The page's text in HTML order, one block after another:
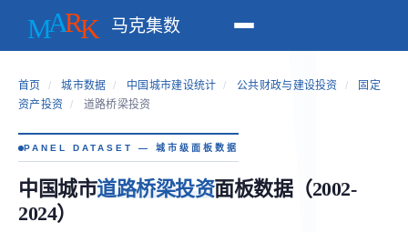
马克集数
首页 / 城市数据 / 中国城市建设统计 / 公共财政与建设投资 /
固定
资产投资 / 道路桥梁投资
PANEL DATASET — 城市级面板数据
中国城市道路桥梁投资面板数据（2002-
2024）